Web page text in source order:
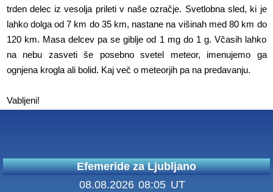
trden delec iz vesolja prileti v naše ozračje. Svetlobna sled, ki je
lahko dolga od 7 km do 35 km, nastane na višinah med 80 km do
120 km. Masa delcev pa se giblje od 1 mg do 1 g. Včasih lahko
na nebu zasveti še posebno svetel meteor, imenujemo ga
ognjena krogla ali bolid. Kaj več o meteorjih pa na predavanju.
Vabljeni!
Efemeride za Ljubljano
08.08.2026 08:05 UT